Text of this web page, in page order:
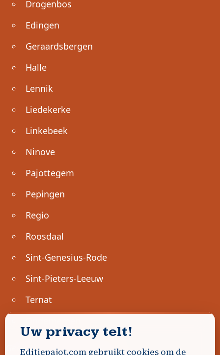
Drogenbos
Edingen
Geraardsbergen
Halle
Lennik
Liedekerke
Linkebeek
Ninove
Pajottegem
Pepingen
Regio
Roosdaal
Sint-Genesius-Rode
Sint-Pieters-Leeuw
Ternat
Geen advertenties gevonden.
Uw privacy telt!
Editiepajot.com gebruikt cookies om de